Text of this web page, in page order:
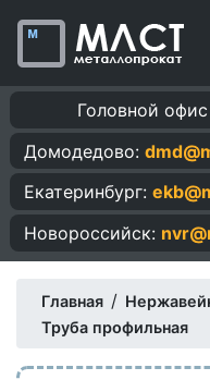
Головной
Домодедово:
Екатеринбург:
Новороссийск:
Главная /
Труба профильная